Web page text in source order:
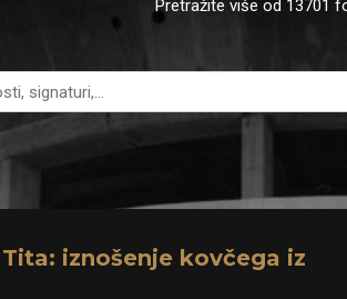
Pretražite više od 13701
iznošenje kovčega iz